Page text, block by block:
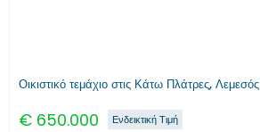
Οικιστικό τεμάχιο στις Κάτω Πλάτρες, Λεμεσός
€ 650.000 Ενδεικτική Τιμή